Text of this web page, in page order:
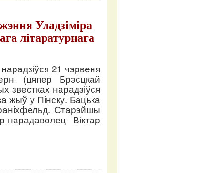
Уладзіміра
літаратурнага
21 чэрвеня
(цяпер Брэсцкай
звестках нарадзіўся
жыў у Пінску. Бацька
Старэйшы
Віктар